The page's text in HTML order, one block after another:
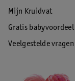
Mijn Kruidvat
Gratis babyvoordeel
Veelgestelde vragen